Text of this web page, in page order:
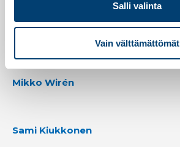
Salli valinta
Vain välttämättömät
Muut jäsenet
Mikko Wirén
Sami Kiukkonen